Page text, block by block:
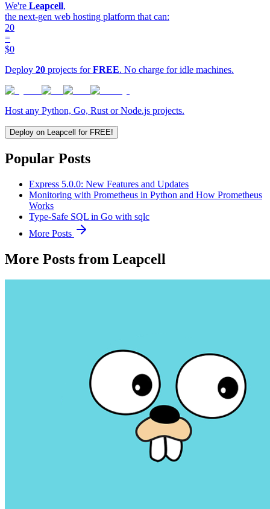
We're Leapcell,
the next-gen web hosting platform that can:
20
=
$0
Deploy 20 projects forFREE. No charge for idle machines.
Host any Python, Go, Rust or Node.js projects.
Deploy on Leapcell for FREE!
Popular Posts
Express 5.0.0: New Features and Updates
Monitoring with Prometheus in Python and How Prometheus
Works
Type-Safe SQL in Go with sqlc
More Posts
More Posts from Leapcell